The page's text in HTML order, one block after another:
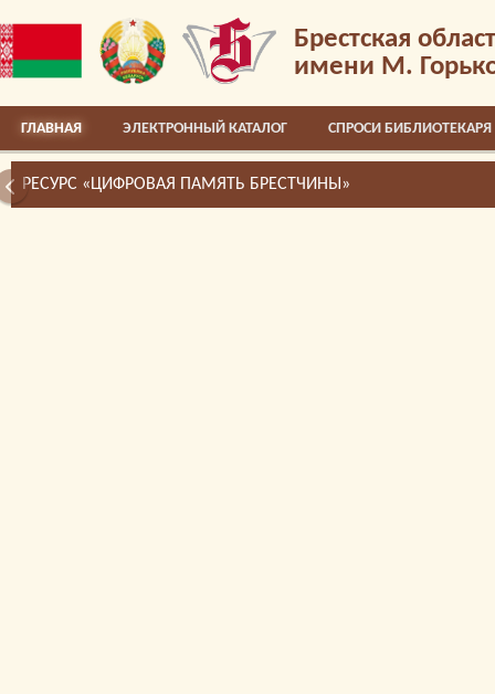
Брестская
имени М.
ГЛАВНАЯ ЭЛЕКТРОННЫЙ КАТАЛОГ СПРОСИ БИБЛИОТЕКАРЯ
РЕСУРС «ЦИФРОВАЯ ПАМЯТЬ БРЕСТЧИНЫ»